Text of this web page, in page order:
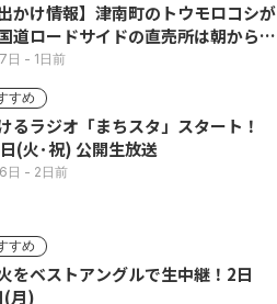
出かけ情報】津南町のトウモロコシが
道ロードサイドの直売所は朝から長
日 - 1日前
すめ
るラジオ「まちスタ」スタート！
(火･祝) 公開生放送
日 - 2日前
すめ
をベストアングルで生中継！2日
(月)